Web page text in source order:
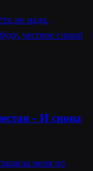
не надо,
честное слово!
- И снова
меня по